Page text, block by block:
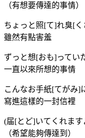
（有想要傳達的事情）
ちょっと照[て]れ臭[
雖然有點害羞
ずっと想[おも]ってい
一直以來所想的事情
こんなお手紙[てがみ]
寫進這樣的一封信裡
(届[とど]いてくれます
（希望能夠傳達到）